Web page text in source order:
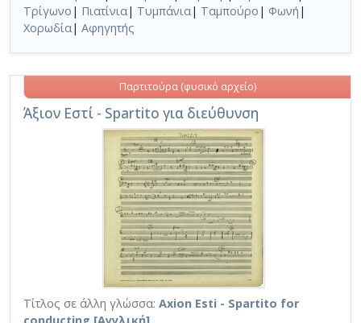
Τρίγωνο | Πιατίνια| Τυμπάνια| Ταμπούρο | Φωνή |
Χορωδία| Αφηγητής
Άξιον Εστί - Spartito για διεύθυνση
Παρτιτούρα (φυσικό αρχείο)
Τίτλος σε άλλη γλώσσα: Axion Esti - Spartito for
conducting [Αγγλική]